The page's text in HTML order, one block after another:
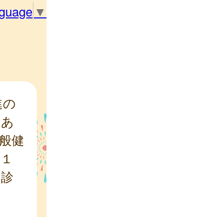
▼
健